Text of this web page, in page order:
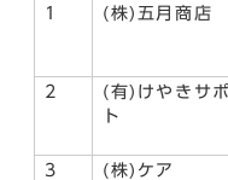
1 (株)五月商店
2
(有)けやきサ
ト
3
(株)ケア